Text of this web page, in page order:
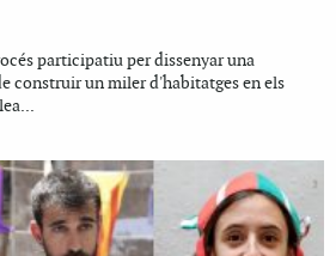
participatiu per dissenyar una
construir un miler d'habitatges en els